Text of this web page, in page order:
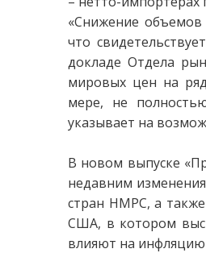
«Снижение объемов
что
докладе Отдела
мировых цен на
мере, не
указывает на
В новом выпуске
недавним
стран НМРС, а
США, в котором
влияют на инфляцию